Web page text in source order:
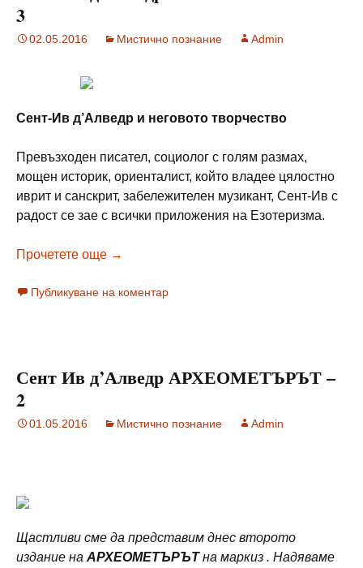
3
02.05.2016 Мистично познание Admin
Сент-Ив д’Алведр и неговото творчество
Превъзходен писател, социолог с голям размах,
мощен историк, ориенталист, който владее цялостно
иврит и санскрит, забележителен музикант, Сент-Ив с
радост се зае с всички приложения на Езотеризма.
Прочетете още Сент Ив д’Алведр АРХЕОМЕТЪРЪТ – 3
→
Публикуване на коментар
Сент Ив д’Алведр АРХЕОМЕТЪРЪТ –
2
01.05.2016 Мистично познание Admin
Щастливи сме да представим днес второто
издание на АРХЕОМЕТЪРЪТна маркиз . Надяваме